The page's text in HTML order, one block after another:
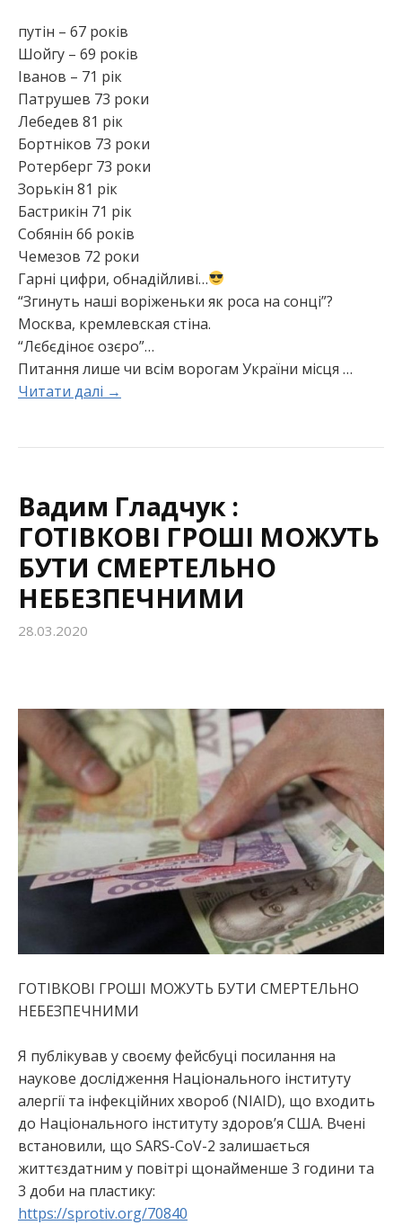
путін – 67 років
Шойгу – 69 років
Іванов – 71 рік
Патрушев 73 роки
Лебедев 81 рік
Бортніков 73 роки
Ротерберг 73 роки
Зорькін 81 рік
Бастрикін 71 рік
Собянін 66 років
Чемезов 72 роки
Гарні цифри, обнадійливі…
“Згинуть наші воріженьки як роса на сонці”?
Москва, кремлевская стіна.
“Лєбєдіноє озєро”…
Питання лише чи всім ворогам України місця …
Читати далі →
Вадим Гладчук :
ГОТІВКОВІ ГРОШІ МОЖУТЬ
БУТИ СМЕРТЕЛЬНО
НЕБЕЗПЕЧНИМИ
28.03.2020
ГОТІВКОВІ ГРОШІ МОЖУТЬ БУТИ СМЕРТЕЛЬНО
НЕБЕЗПЕЧНИМИ
Я публікував у своєму фейсбуці посилання на
наукове дослідження Національного інституту
алергії та інфекційних хвороб (NIAID), що входить
до Національного інституту здоров’я США. Вчені
встановили, що SARS-CoV-2 залишається
життєздатним у повітрі щонайменше 3 години та
3 доби на пластику:
https://sprotiv.org/70840